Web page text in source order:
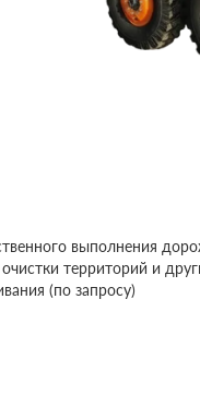
выполнения
территорий и
(по запросу)